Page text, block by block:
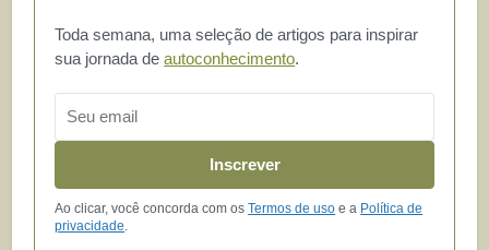
Toda semana, uma seleção de artigos para inspirar
sua jornada deautoconhecimento.
Inscrever
Ao clicar, você concorda com osTermos de uso e a Política de
privacidade